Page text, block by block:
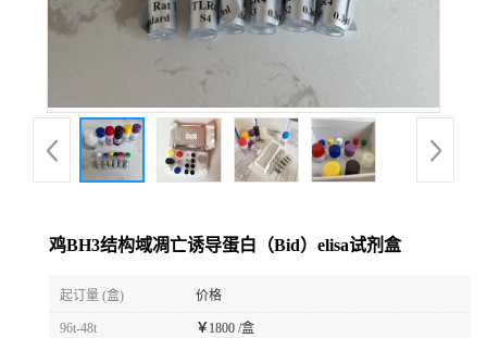
鸡BH3结构域凋亡诱导蛋白（Bid）elisa试剂盒
起订量 (盒) 价格
96t-48t ￥ 1800 /盒